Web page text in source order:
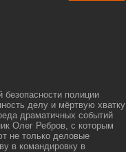
безопасности полиции
делу и мёртвую хватку
драматичных событий
Олег Ребров, с которым
не только деловые
в командировку в